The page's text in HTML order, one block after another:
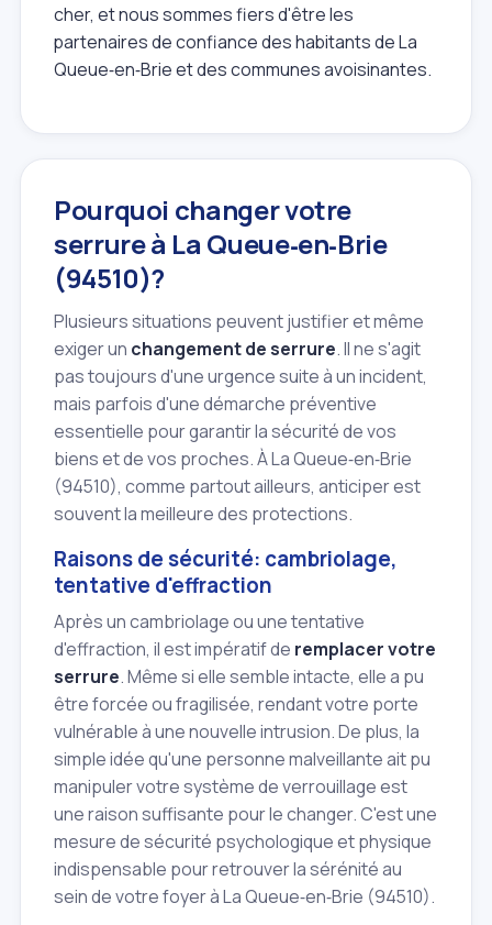
cher, et nous sommes fiers d'être les
partenaires de confiance des habitants de La
Queue‑en‑Brie et des communes avoisinantes.
Pourquoi changer votre
serrure à La Queue‑en‑Brie
(94510)?
Plusieurs situations peuvent justifier et même
exiger un changement de serrure. Il ne s'agit
pas toujours d'une urgence suite à un incident,
mais parfois d'une démarche préventive
essentielle pour garantir la sécurité de vos
biens et de vos proches. À La Queue‑en‑Brie
(94510), comme partout ailleurs, anticiper est
souvent la meilleure des protections.
Raisons de sécurité: cambriolage,
tentative d'effraction
Après un cambriolage ou une tentative
d'effraction, il est impératif de remplacer votre
serrure. Même si elle semble intacte, elle a pu
être forcée ou fragilisée, rendant votre porte
vulnérable à une nouvelle intrusion. De plus, la
simple idée qu'une personne malveillante ait pu
manipuler votre système de verrouillage est
une raison suffisante pour le changer. C'est une
mesure de sécurité psychologique et physique
indispensable pour retrouver la sérénité au
sein de votre foyer à La Queue‑en‑Brie (94510).